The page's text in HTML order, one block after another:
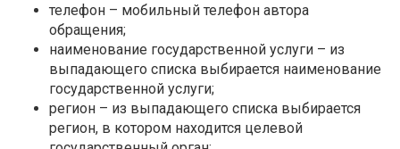
телефон – мобильный телефон автора
обращения;
наименование государственной услуги – из
выпадающего списка выбирается наименование
государственной услуги;
регион – из выпадающего списка выбирается
регион, в котором находится целевой